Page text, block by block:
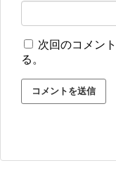
次回のコメン
る。